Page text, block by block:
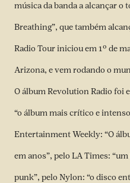
música da banda a alcançar o
Breathing”, que também
Radio Tour iniciou em 1º de
Arizona, e vem rodando o
O álbum Revolution Radio foi
“o álbum mais crítico e
Entertainment Weekly: “O
em anos”, pelo LA Times:
punk”, pelo Nylon: “o disco